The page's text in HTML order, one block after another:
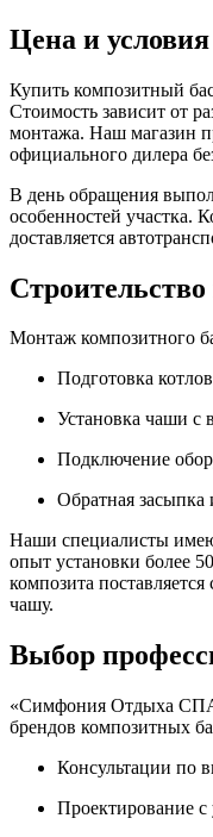
Цена и
Купить композитный
Стоимость зависит от
монтажа. Наш магазин
официального дилера
В день обращения
особенностей участка.
доставляется
Монтаж композитного
Подготовка
Установка чаши с
Подключение
Обратная засыпка
Наши специалисты
опыт установки более
композита
чашу.
Выбор
«Симфония Отдыха
брендов композитных
Консультации по
Проектирование